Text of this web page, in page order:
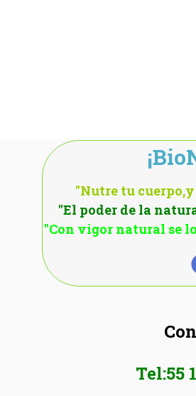
"Nutre tu
"El poder de la
"Con vigor natural se
Tel:55